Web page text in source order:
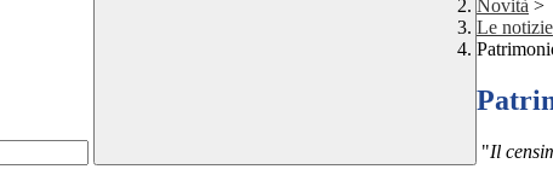
Novità >
Le notizie
"Il